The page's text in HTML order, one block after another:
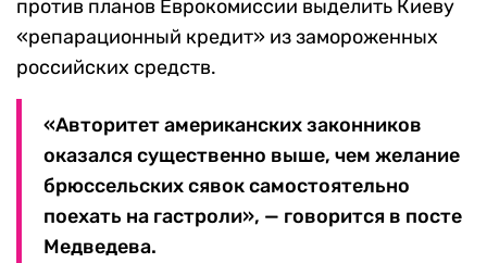
против планов Еврокомиссии выделить Киеву
«репарационный кредит» из замороженных
российских средств.
«Авторитет американских законников
оказался существенно выше, чем желание
брюссельских сявок самостоятельно
поехать на гастроли», — говорится в посте
Медведева.